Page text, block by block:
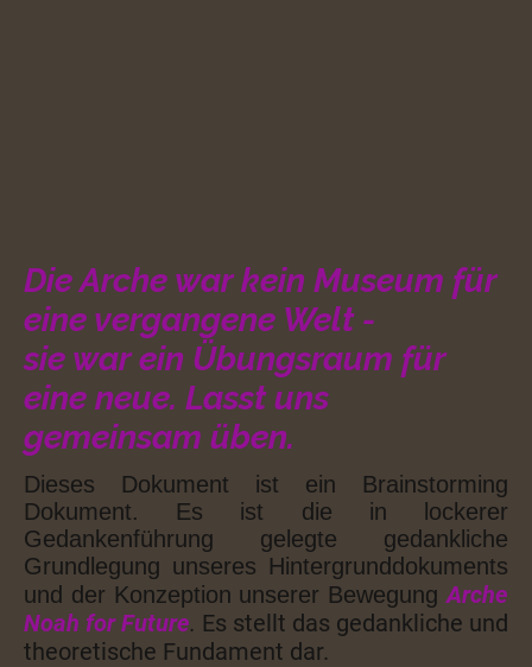
Die Arche war kein Museum für
eine vergangene Welt -
sie war ein Übungsraum für
eine neue. Lasst uns
gemeinsam üben.
Dieses Dokument ist ein Brainstorming
Dokument. Es ist die in lockerer
Gedankenführung gelegte gedankliche
Grundlegung unseres Hintergrunddokuments
und der Konzeption unserer Bewegung Arche
Noah for Future. Es stellt das gedankliche und
theoretische Fundament dar.